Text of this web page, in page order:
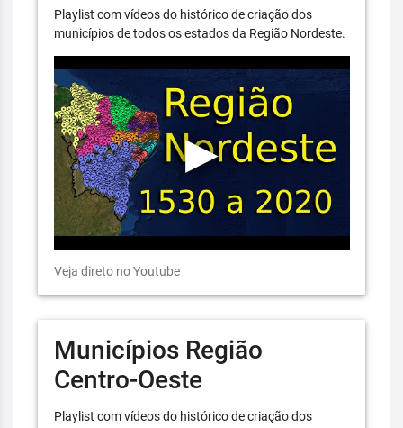
Playlist com vídeos do histórico de criação dos
municípios de todos os estados da Região Nordeste.
Veja direto no Youtube
Municípios Região
Centro-Oeste
Playlist com vídeos do histórico de criação dos